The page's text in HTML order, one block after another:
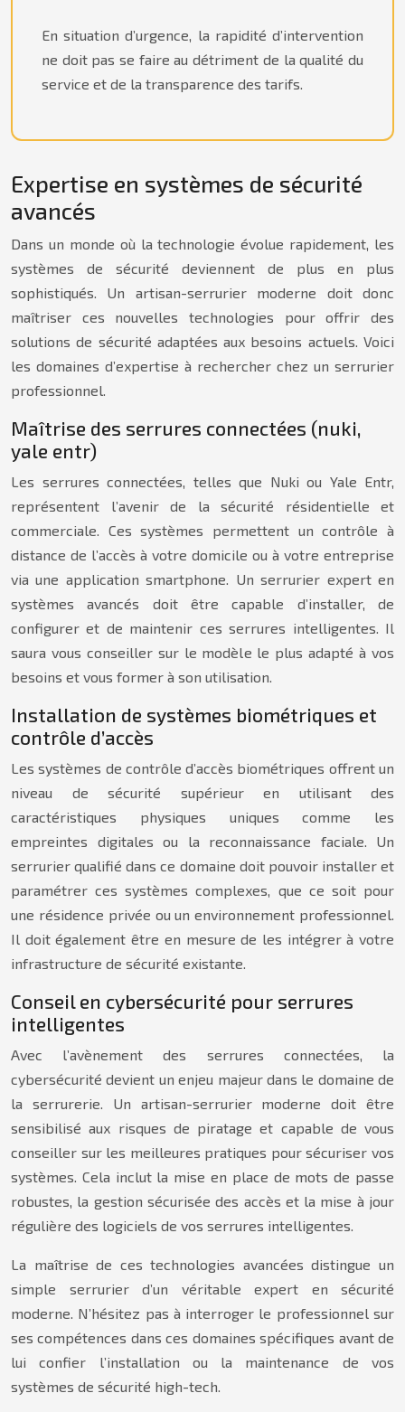
En situation d’urgence, la rapidité d’intervention
ne doit pas se faire au détriment de la qualité du
service et de la transparence des tarifs.
Expertise en systèmes de sécurité
avancés
Dans un monde où la technologie évolue rapidement, les
systèmes de sécurité deviennent de plus en plus
sophistiqués. Un artisan-serrurier moderne doit donc
maîtriser ces nouvelles technologies pour offrir des
solutions de sécurité adaptées aux besoins actuels. Voici
les domaines d’expertise à rechercher chez un serrurier
professionnel.
Maîtrise des serrures connectées (nuki,
yale entr)
Les serrures connectées, telles que Nuki ou Yale Entr,
représentent l’avenir de la sécurité résidentielle et
commerciale. Ces systèmes permettent un contrôle à
distance de l’accès à votre domicile ou à votre entreprise
via une application smartphone. Un serrurier expert en
systèmes avancés doit être capable d’installer, de
configurer et de maintenir ces serrures intelligentes. Il
saura vous conseiller sur le modèle le plus adapté à vos
besoins et vous former à son utilisation.
Installation de systèmes biométriques et
contrôle d’accès
Les systèmes de contrôle d’accès biométriques offrent un
niveau de sécurité supérieur en utilisant des
caractéristiques physiques uniques comme les
empreintes digitales ou la reconnaissance faciale. Un
serrurier qualifié dans ce domaine doit pouvoir installer et
paramétrer ces systèmes complexes, que ce soit pour
une résidence privée ou un environnement professionnel.
Il doit également être en mesure de les intégrer à votre
infrastructure de sécurité existante.
Conseil en cybersécurité pour serrures
intelligentes
Avec l’avènement des serrures connectées, la
cybersécurité devient un enjeu majeur dans le domaine de
la serrurerie. Un artisan-serrurier moderne doit être
sensibilisé aux risques de piratage et capable de vous
conseiller sur les meilleures pratiques pour sécuriser vos
systèmes. Cela inclut la mise en place de mots de passe
robustes, la gestion sécurisée des accès et la mise à jour
régulière des logiciels de vos serrures intelligentes.
La maîtrise de ces technologies avancées distingue un
simple serrurier d’un véritable expert en sécurité
moderne. N’hésitez pas à interroger le professionnel sur
ses compétences dans ces domaines spécifiques avant de
lui confier l’installation ou la maintenance de vos
systèmes de sécurité high-tech.